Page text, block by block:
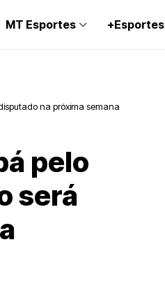
MT Esportes +Esportes
na próxima semana
pelo
será